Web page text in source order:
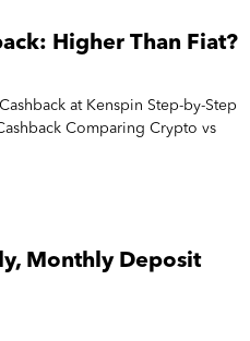
Higher Than Fiat?
at Kenspin Step-by-Step
Comparing Crypto vs
Monthly Deposit